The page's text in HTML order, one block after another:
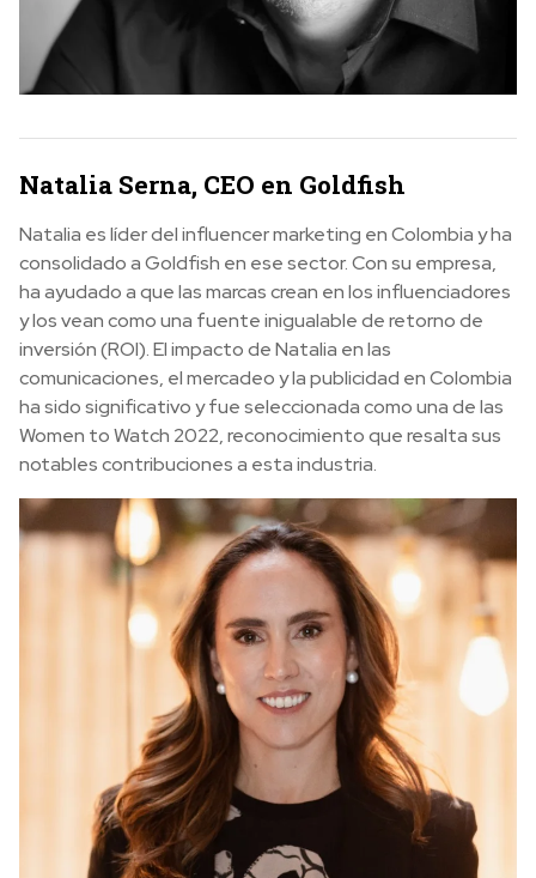
Natalia Serna, CEO en Goldfish
Natalia es líder del influencer marketing en Colombia y ha
consolidado a Goldfish en ese sector. Con su empresa,
ha ayudado a que las marcas crean en los influenciadores
y los vean como una fuente inigualable de retorno de
inversión (ROI). El impacto de Natalia en las
comunicaciones, el mercadeo y la publicidad en Colombia
ha sido significativo y fue seleccionada como una de las
Women to Watch 2022, reconocimiento que resalta sus
notables contribuciones a esta industria.